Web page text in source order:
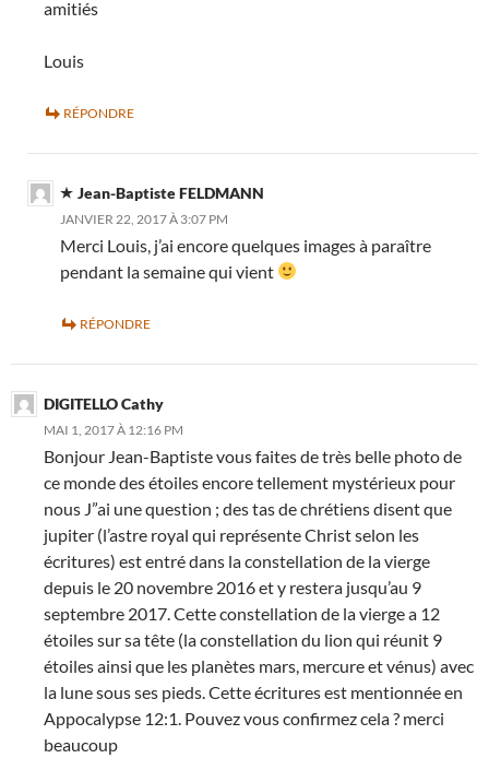
amitiés
Louis
RÉPONDRE
Jean-Baptiste FELDMANN
JANVIER 22, 2017 À 3:07 PM
Merci Louis, j’ai encore quelques images à paraître
pendant la semaine qui vient
RÉPONDRE
DIGITELLO Cathy
MAI 1, 2017 À 12:16 PM
Bonjour Jean-Baptiste vous faites de très belle photo de
ce monde des étoiles encore tellement mystérieux pour
nous J”ai une question ; des tas de chrétiens disent que
jupiter (l’astre royal qui représente Christ selon les
écritures) est entré dans la constellation de la vierge
depuis le 20 novembre 2016 et y restera jusqu’au 9
septembre 2017. Cette constellation de la vierge a 12
étoiles sur sa tête (la constellation du lion qui réunit 9
étoiles ainsi que les planètes mars, mercure et vénus) avec
la lune sous ses pieds. Cette écritures est mentionnée en
Appocalypse 12:1. Pouvez vous confirmez cela ? merci
beaucoup